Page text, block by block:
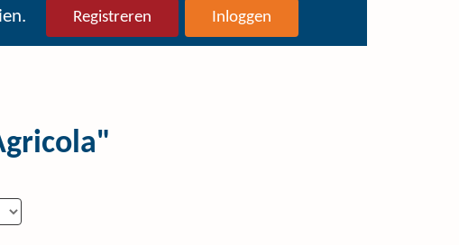
Registreren Inloggen